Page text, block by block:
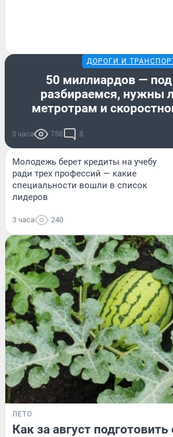
ДОРОГИ И
50 миллиардов —
разбираемся, нужны
метротрам и
3 часа 758 8
Молодежь берет кредиты на учебу
ради трех профессий — какие
специальности вошли в список
лидеров
3 часа 240
ЛЕТО
Как за август подготовить